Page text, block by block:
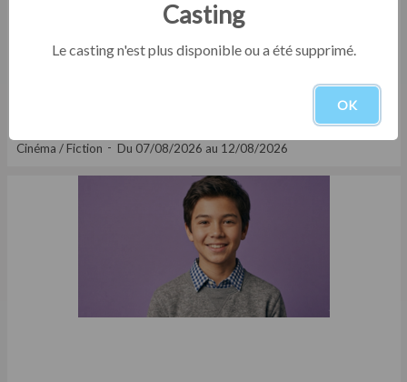
Casting comédienne asiatique de 35 ans pour un film pour la
Cinéma / Fiction Du 07/08/2026 au 12/08/2026
Casting
Le casting n'est plus disponible ou a été supprimé.
OK